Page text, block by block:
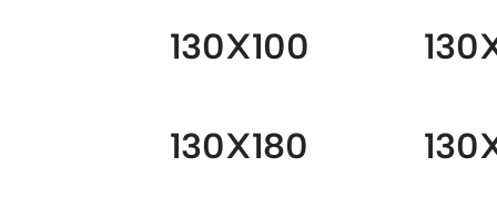
130X100
130X180